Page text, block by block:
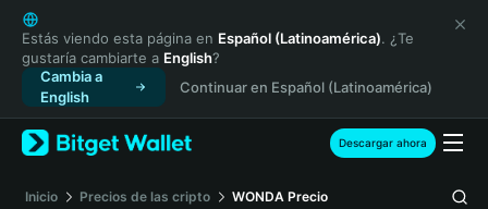
English
日本語
Tiếng Việt
Русский
Español (Latinoamérica)
Türkçe
Français
Estás viendo esta página en Español (Latinoamérica). ¿Te
gustaría cambiarte a English?
Cambia a
English
Continuar en Español (Latinoamérica)
Descargar ahora
Inicio Precios de las cripto WONDA Precio